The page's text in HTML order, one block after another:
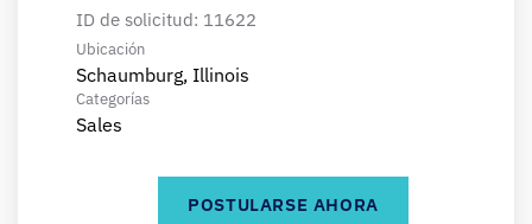
ID de solicitud: 11622
Ubicación
Categorías
Sales
POSTULARSE AHORA